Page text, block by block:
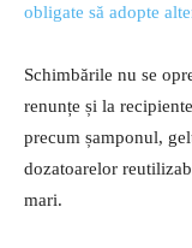
obligate să adopte
Schimbările nu se
renunțe și la
precum șamponul,
dozatoarelor
mari.